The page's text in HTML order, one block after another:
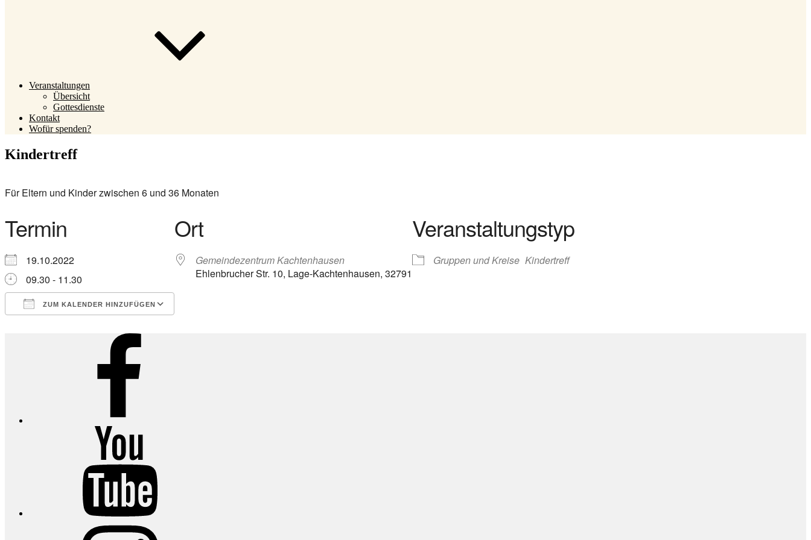
Veranstaltungen
Übersicht
Gottesdienste
Kontakt
Wofür spenden?
Kindertreff
Für Eltern und Kinder zwischen 6 und 36 Monaten
Termin
19.10.2022
09.30 - 11.30
ZUM KALENDER HINZUFÜGEN
Google Kalender
iCalendarOffice 365
Ort
Gemeindezentrum Kachtenhausen
Ehlenbrucher Str. 10, Lage-Kachtenhausen, 32791
Veranstaltungstyp
Gruppen und Kreise Kindertreff